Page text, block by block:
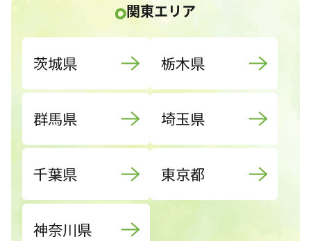
関東エリア
茨城県 栃木県
群馬県 埼玉県
千葉県 東京都
神奈川県